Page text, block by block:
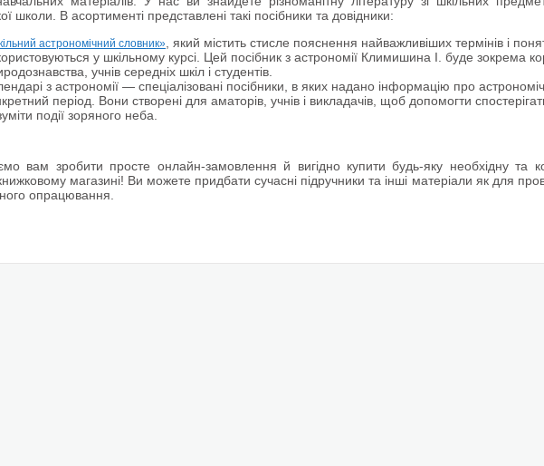
школи. В асортименті представлені такі посібники та довідники:
астрономічний словник» , який містить стисле пояснення найважливіших термінів і
у шкільному курсі. Цей посібник з астрономії Климишина І. буде зокрема
учнів середніх шкіл і студентів.
з астрономії — спеціалізовані посібники, в яких надано інформацію про
період. Вони створені для аматорів, учнів і викладачів, щоб допомогти
події зоряного неба.
вам зробити просте онлайн-замовлення й вигідно купити будь-яку необхідну та
магазині! Ви можете придбати сучасні підручники та інші матеріали як для
опрацювання.